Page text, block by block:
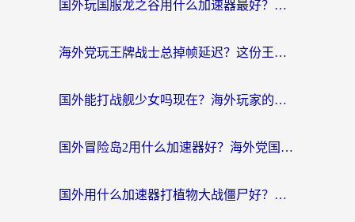
国外玩国服龙之谷用什么加速器最好？一份给海外游子的终极指南
海外党玩王牌战士总掉帧延迟？这份王牌战士延迟加速器终极指南救你命
国外能打战舰少女吗现在？海外玩家的国服游戏加速终极指南
国外冒险岛2用什么加速器好？海外党国服游戏畅玩全攻略（附鸣潮哈利波特加速技巧）
国外用什么加速器打植物大战僵尸好？海外党国服游戏加速终极指南